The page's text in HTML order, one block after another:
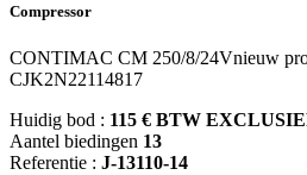
Compressor
CONTIMAC CM 250/8/24Vnieuw
CJK2N22114817
Huidig bod : 115 € BTW
Aantel biedingen 13
Referentie : J-13110-14